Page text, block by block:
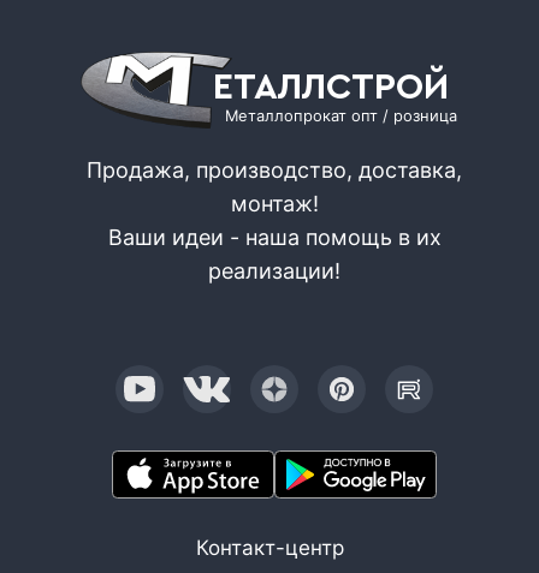
ЕТАЛЛСТРОЙ
Металлопрокат опт / розница
Продажа, производство, доставка,
монтаж!
Ваши идеи - наша помощь в их
реализации!
Контакт-центр